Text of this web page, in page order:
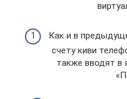
Как и в
счету киви
также вводят в